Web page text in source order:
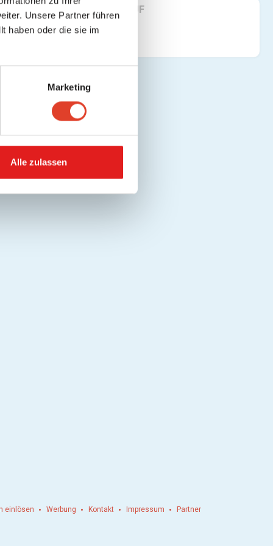
Unsere Partner führen
haben oder die sie im
Marketing
Alle zulassen
FINDE UNS AUF
einlösen Werbung Kontakt Impressum Partner